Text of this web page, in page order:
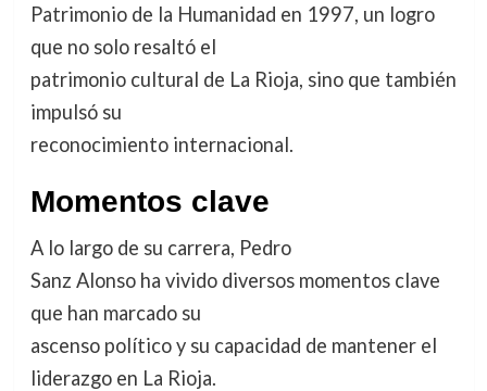
Patrimonio de la Humanidad en 1997, un logro
que no solo resaltó el
patrimonio cultural de La Rioja, sino que también
impulsó su
reconocimiento internacional.
Momentos clave
A lo largo de su carrera, Pedro
Sanz Alonso ha vivido diversos momentos clave
que han marcado su
ascenso político y su capacidad de mantener el
liderazgo en La Rioja.